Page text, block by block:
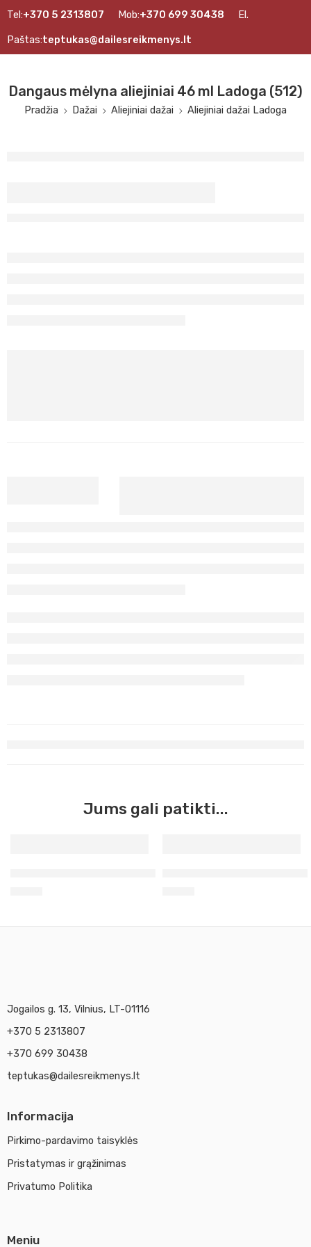
Tel:+370 5 2313807 Mob:+370 699 30438 El.
Paštas:teptukas@dailesreikmenys.lt
Dangaus mėlyna aliejiniai 46 ml Ladoga (512)
Pradžia Dažai Aliejiniai dažai Aliejiniai dažai Ladoga
Jums gali patikti...
Jogailos g. 13, Vilnius, LT-01116
+370 5 2313807
+370 699 30438
teptukas@dailesreikmenys.lt
Informacija
Pirkimo-pardavimo taisyklės
Pristatymas ir grąžinimas
Privatumo Politika
Meniu